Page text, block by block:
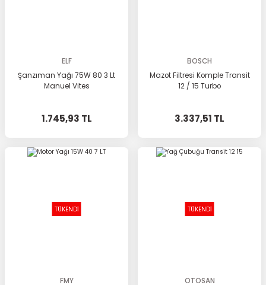
ELF
Şanzıman Yağı 75W 80 3 Lt
Manuel Vites
1.745,93 TL
BOSCH
Mazot Filtresi Komple Transit
12 / 15 Turbo
3.337,51 TL
TÜKENDİ
FMY
TÜKENDİ
OTOSAN